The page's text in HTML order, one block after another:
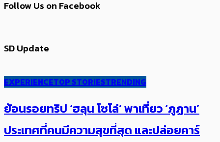
Follow Us on Facebook
SD Update
EXPERIENCETOP STORIESTRENDING
ย้อนรอยทริป ‘ฮลุน โซโล่’ ​​พาเที่ยว ‘ภูฏาน’
ประเทศ​ที่คน​มีความสุข​ที่สุด​​ และปล่อยคาร์​